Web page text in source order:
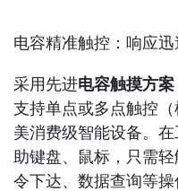
电容精准触控：响应
采用先进电容触摸方案
支持单点或多点触控
美消费级智能设备。
助键盘、鼠标，只需
令下达、数据查询等